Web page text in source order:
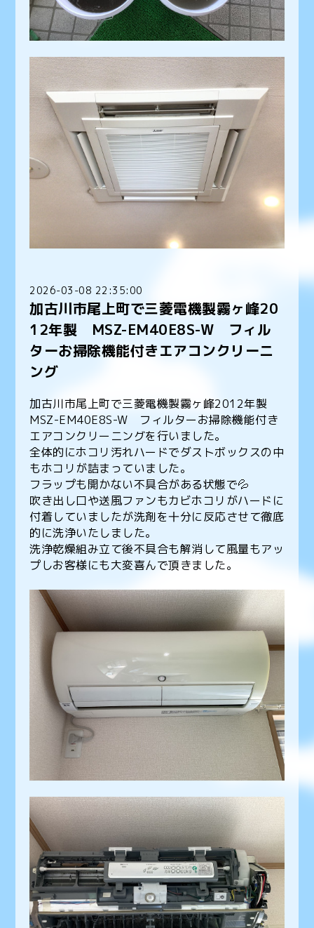
2026-03-08 22:35:00
加古川市尾上町で三菱電機製霧ヶ峰20
12年製 MSZ-EM40E8S-W フィル
ターお掃除機能付きエアコンクリーニ
ング
加古川市尾上町で三菱電機製霧ヶ峰2012年製
MSZ-EM40E8S-W フィルターお掃除機能付き
エアコンクリーニングを行いました。
全体的にホコリ汚れハードでダストボックスの中
もホコリが詰まっていました。
フラップも開かない不具合がある状態で💦
吹き出し口や送風ファンもカビホコリがハードに
付着していましたが洗剤を十分に反応させて徹底
的に洗浄いたしました。
洗浄乾燥組み立て後不具合も解消して風量もアッ
プしお客様にも大変喜んで頂きました。